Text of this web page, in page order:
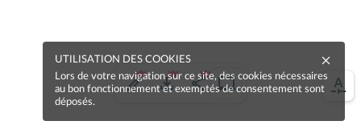
UTILISATION DES COOKIES
Lors de votre navigation sur ce site, des cookies nécessaires
au bon fonctionnement et exemptés de consentement sont
déposés.